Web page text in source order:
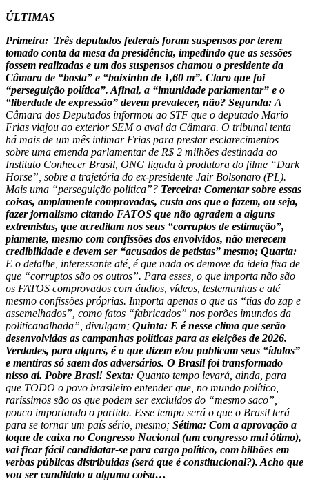
ÚLTIMAS
Primeira: Três deputados federais foram suspensos por terem
tomado conta da mesa da presidência, impedindo que as sessões
fossem realizadas e um dos suspensos chamou o presidente da
Câmara de “bosta” e “baixinho de 1,60 m”. Claro que foi
“perseguição política”. Afinal, a “imunidade parlamentar” e o
“liberdade de expressão” devem prevalecer, não? Segunda: A
Câmara dos Deputados informou ao STF que o deputado Mario
Frias viajou ao exterior SEM o aval da Câmara. O tribunal tenta
há mais de um mês intimar Frias para prestar esclarecimentos
sobre uma emenda parlamentar de R$ 2 milhões destinada ao
Instituto Conhecer Brasil, ONG ligada à produtora do filme “Dark
Horse”, sobre a trajetória do ex-presidente Jair Bolsonaro (PL).
Mais uma “perseguição política”? Terceira: Comentar sobre essas
coisas, amplamente comprovadas, custa aos que o fazem, ou seja,
fazer jornalismo citando FATOS que não agradem a alguns
extremistas, que acreditam nos seus “corruptos de estimação”,
piamente, mesmo com confissões dos envolvidos, não merecem
credibilidade e devem ser “acusados de petistas” mesmo; Quarta:
E o detalhe, interessante até, é que nada os demove da ideia fixa de
que “corruptos são os outros”. Para esses, o que importa não são
os FATOS comprovados com áudios, vídeos, testemunhas e até
mesmo confissões próprias. Importa apenas o que as “tias do zap e
assemelhados”, como fatos “fabricados” nos porões imundos da
politicanalhada”, divulgam; Quinta: E é nesse clima que serão
desenvolvidas as campanhas políticas para as eleições de 2026.
Verdades, para alguns, é o que dizem e/ou publicam seus “ídolos”
e mentiras só saem dos adversários. O Brasil foi transformado
nisso aí. Pobre Brasi! Sexta: Quanto tempo levará, ainda, para
que TODO o povo brasileiro entender que, no mundo político,
raríssimos são os que podem ser excluídos do “mesmo saco”,
pouco importando o partido. Esse tempo será o que o Brasil terá
para se tornar um país sério, mesmo; Sétima: Com a aprovação a
toque de caixa no Congresso Nacional (um congresso mui ótimo),
vai ficar fácil candidatar-se para cargo político, com bilhões em
verbas públicas distribuídas (será que é constitucional?). Acho que
vou ser candidato a alguma coisa…